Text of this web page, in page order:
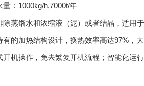
量：1000kg/h,7000t/年
除蒸馏水和浓缩液（泥）或者结晶，适用
有的加热结构设计，换热效率高达97%，
开机操作，免去繁复开机流程；智能化运